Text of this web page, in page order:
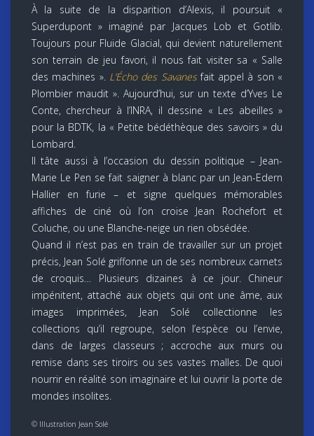
À la suite de la disparition d’Alexis, il poursuit «
Superdupont » imaginé par Jacques Lob et Gotlib.
Toujours pour Fluide Glacial, qui devient naturellement
son terrain de jeu favori, il nous fait visiter sa « Salle
des machines ». L’Écho des Savanesfait appel à son «
Plombier maudit ». Aujourd’hui, sur un texte d’Yves Le
Conte, chercheur à l’INRA, il dessine « Les abeilles »
pour la BDTK, la « Petite bédéthèque des savoirs » du
Lombard.
Il tâte aussi à l’occasion du dessin politique – Jean-
Marie Le Pen se fait saigner à blanc par un Jean-Edern
Hallier en furie – et signe quelques mémorables
affiches de ciné où l’on croise Jean Rochefort et
Coluche, ou une Blanche-neige un rien obsédée.
Quand il n’est pas en train de travailler sur un projet
précis, Jean Solé griffonne un de ses nombreux carnets
de croquis… Plusieurs dizaines à ce jour. Chineur
impénitent, attaché aux objets qui ont une âme, aux
images imprimées, Jean Solé collectionne les
collections qu’il regroupe, selon l’espèce ou l’envie,
dans de larges classeurs ; accroche aux murs ou
remise dans ses tiroirs ou ses vastes malles. De quoi
nourrir en réalité son imaginaire et lui ouvrir la porte de
mondes insolites.
© Illustration Jean Solé